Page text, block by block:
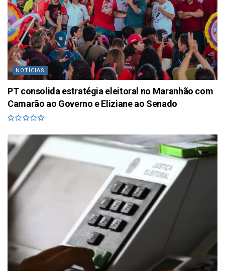
NOTÍCIAS
PT consolida estratégia eleitoral no Maranhão com
Camarão ao Governo e Eliziane ao Senado